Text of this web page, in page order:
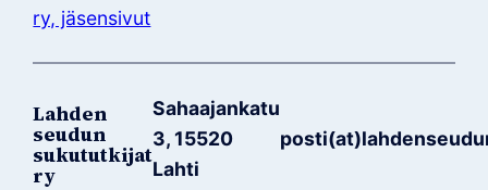
ry, jäsensivut
Lahden
seudun
sukututkijat
ry
Sahaajankatu
3, 15520
Lahti